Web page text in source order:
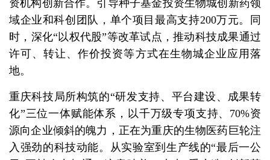
资机构创新合作。引导种子基金投资生物城创新药领
域企业和科创团队，单个项目最高支持200万元。同
时，深化“以权代股”等改革试点，推动科技成果通过
许可、转让、作价投资等方式在生物城企业应用落
地。
重庆科技局所构筑的“研发支持、平台建设、成果转
化”三位一体赋能体系，以千万级专项支持、70%资
源向企业倾斜的魄力，正在为重庆的生物医药巨轮注
入强劲的科技动能。从实验室到生产线的“最后一公